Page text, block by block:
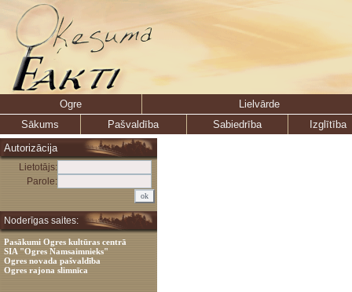
Ogre
Lielvārde
Sākums
Pašvaldība Sabiedrība
Izglītība
Autorizācija
Lietotājs:
Parole:
Noderīgas saites:
Pasākumi Ogres kultūras centrā
SIA "Ogres Namsaimnieks"
Ogres novada pašvaldība
Ogres rajona slimnīca